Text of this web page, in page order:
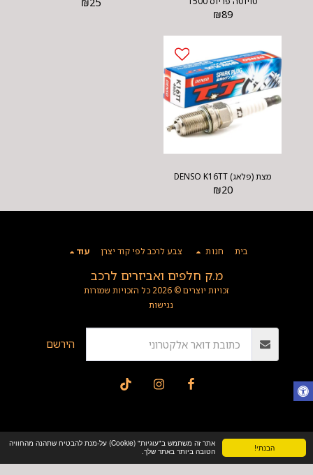
הבנתי!
אתר זה משתמש ב"עוגיות" (Cookie) על-מנת להבטיח שתהנה מהחוויה
הטובה ביותר באתר שלך.
₪89
מצת (פלאג) DENSO K16TT
₪20
מ.ק חלפים ואביזרים לרכב
זכויות יוצרים © 2026 כל הזכויות שמורות
נגישות
בית חנות צבע לרכב לפי קוד יצרן עוד
הירשם